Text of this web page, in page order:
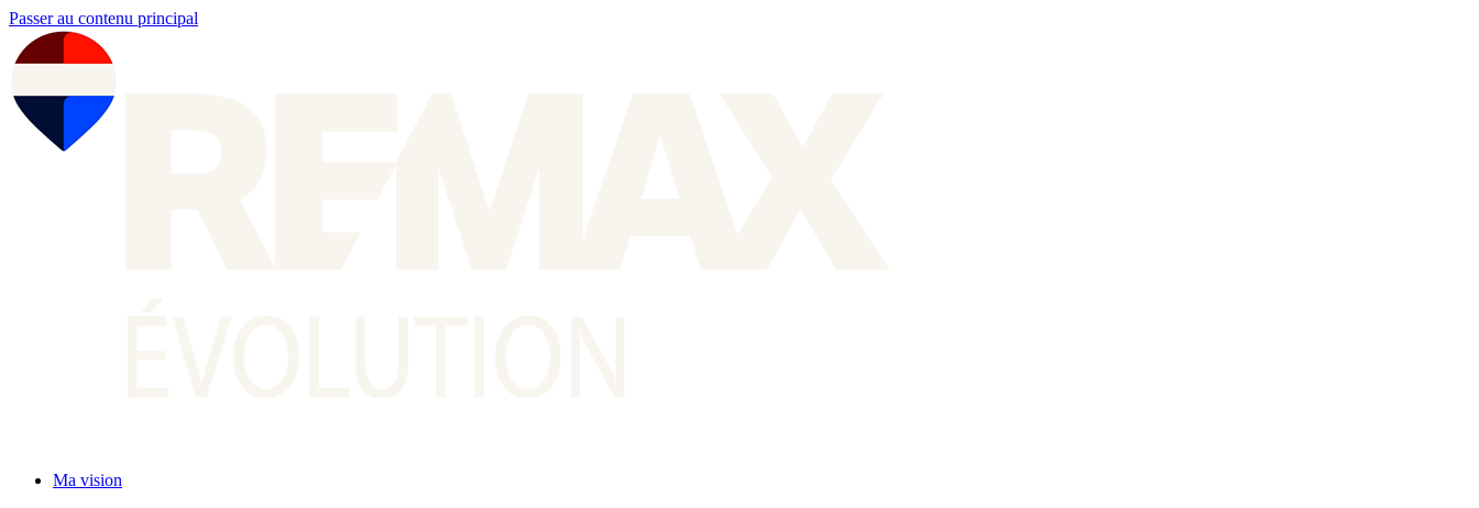
Passer au contenu principal
Ma vision